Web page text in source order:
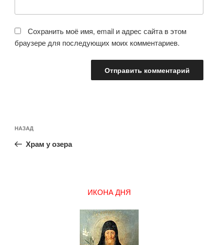
Сохранить моё имя, email и адрес сайта в этом
браузере для последующих моих комментариев.
по
записям
Предыдущая
запись:
НАЗАД
Храм у озера
ИКОНА ДНЯ